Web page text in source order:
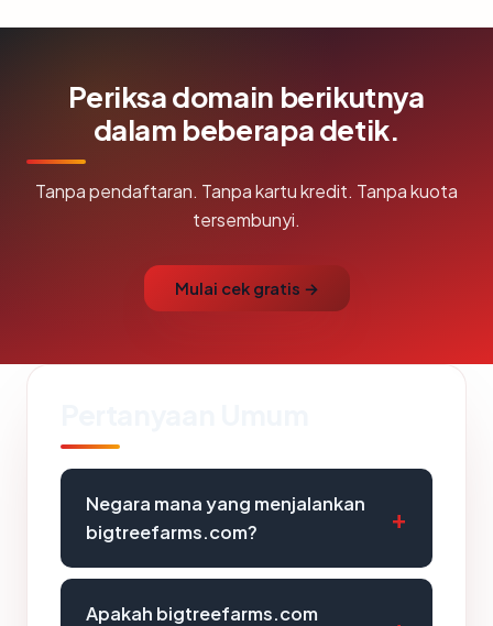
Periksa domain berikutnya
dalam beberapa detik.
Tanpa pendaftaran. Tanpa kartu kredit. Tanpa kuota
tersembunyi.
Mulai cek gratis →
Negara mana yang menjalankan
bigtreefarms.com?
Apakah bigtreefarms.com